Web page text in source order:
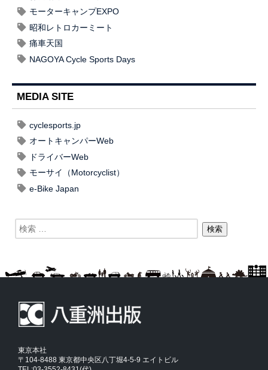
モーターキャンプEXPO
昭和レトロカーミート
痛車天国
NAGOYA Cycle Sports Days
MEDIA SITE
cyclesports.jp
オートキャンパーWeb
ドライバーWeb
モーサイ（Motorcyclist）
e-Bike Japan
東京本社
〒104-8488 東京都中央区八丁堀4-5-9 エイトビル